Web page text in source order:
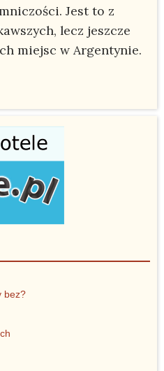
Jest to z
lecz jeszcze
miejsc w Argentynie.
bez?